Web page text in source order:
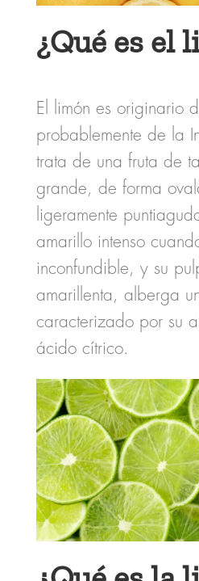
¿Qué es el
El limón es originario
probablemente de la
trata de una fruta de
grande, de forma
ligeramente
amarillo intenso
inconfundible, y su
amarillenta, alberga
caracterizado por su
ácido cítrico.